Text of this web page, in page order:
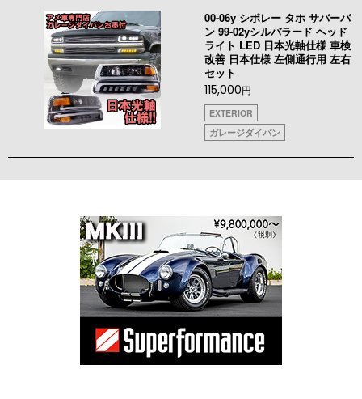
00-06y シボレー タホ サバーバ
ン 99-02yシルバラード ヘッド
ライト LED 日本光軸仕様 車検
改善 日本仕様 左側通行用 左右
セット
115,000円
EXTERIOR
ガレージダイバン